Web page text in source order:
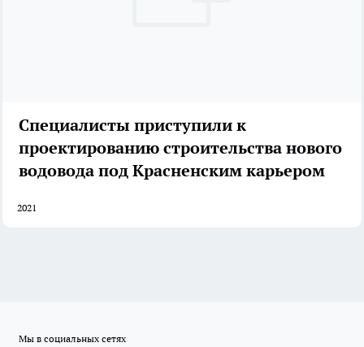
Специалисты приступили к
проектированию строительства нового
водовода под Красненским карьером
2021
Мы в социальных сетях